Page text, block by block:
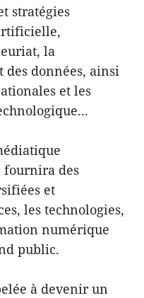
stratégies
la
données, ainsi
et les
fournira des
et
les technologies,
numérique
public.
à devenir un